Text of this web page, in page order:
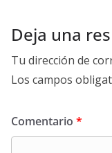
Deja una
Tu dirección de
Los campos
Comentario *